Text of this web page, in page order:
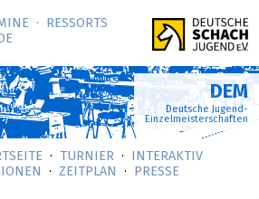
RESSORTS
DEM
Deutsche Jugend-
Einzelmeisterschaften
TURNIER
INTERAKTIV
ZEITPLAN PRESSE